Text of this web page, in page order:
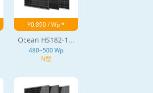
¥0.890 / Wp *
Ocean HS182-1...
480~500 Wp
N型